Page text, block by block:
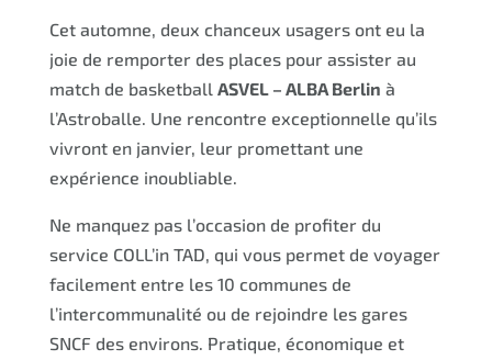
Cet automne, deux chanceux usagers ont eu la
joie de remporter des places pour assister au
match de basketball ASVEL – ALBA Berlin à
l’Astroballe. Une rencontre exceptionnelle qu’ils
vivront en janvier, leur promettant une
expérience inoubliable.
Ne manquez pas l’occasion de profiter du
service COLL’in TAD, qui vous permet de voyager
facilement entre les 10 communes de
l’intercommunalité ou de rejoindre les gares
SNCF des environs. Pratique, économique et